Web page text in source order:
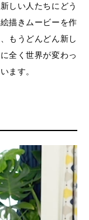
しい人たちにどう
描きムービーを作
もうどんどん新し
全く世界が変わっ
ます。